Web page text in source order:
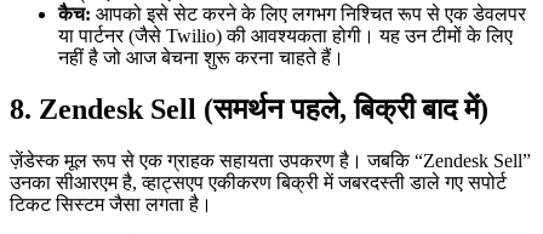
कैच: आपको इसे सेट करने के लिए लगभग निश्चित रूप से एक डेवलपर
या पार्टनर (जैसे Twilio) की आवश्यकता होगी। यह उन टीमों के लिए
नहीं है जो आज बेचना शुरू करना चाहते हैं।
8. Zendesk Sell (समर्थन पहले, बिक्री बाद में)
ज़ेंडेस्क मूल रूप से एक ग्राहक सहायता उपकरण है। जबकि “Zendesk Sell”
उनका सीआरएम है, व्हाट्सएप एकीकरण बिक्री में जबरदस्ती डाले गए सपोर्ट
टिकट सिस्टम जैसा लगता है।